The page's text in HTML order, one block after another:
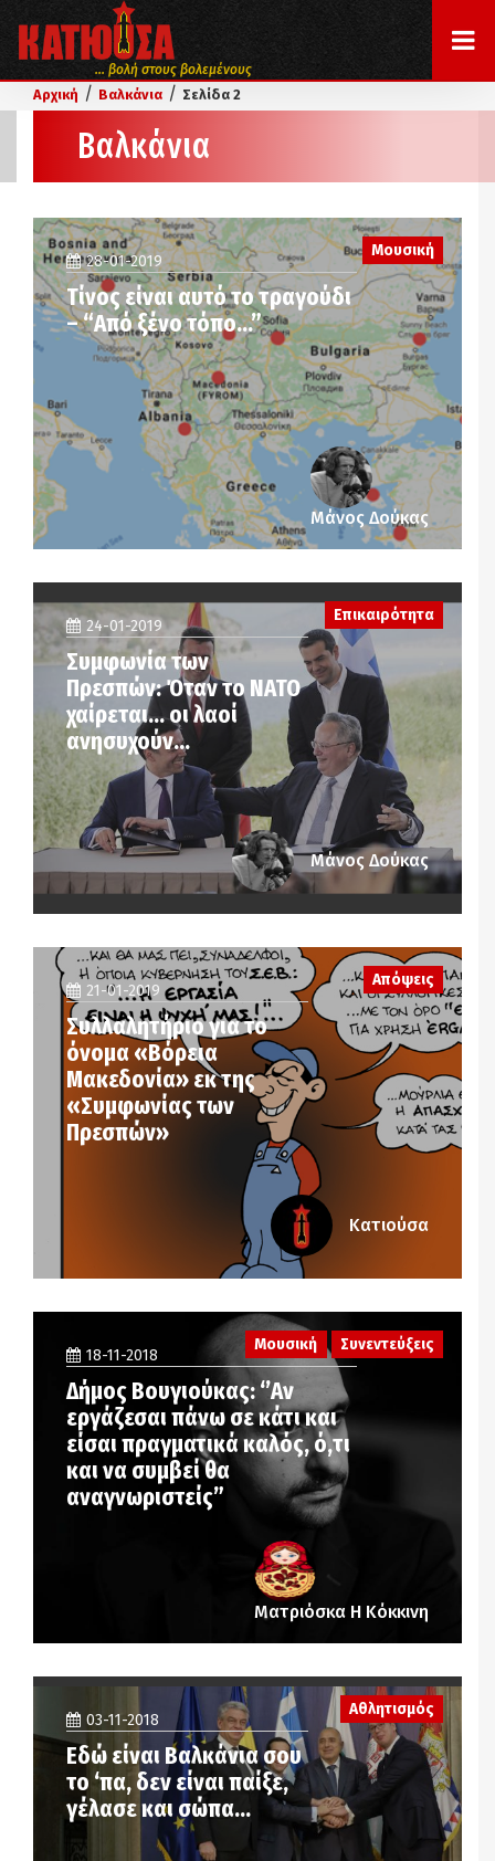
... βολή στους βολεμένους
Αρχική / Βαλκάνια / Σελίδα 2
Βαλκάνια
Μουσική
28-01-2019
Τίνος είναι αυτό το τραγούδι
– “Από ξένο τόπο…”
Μάνος Δούκας
24-01-2019
Συμφωνία των
Πρεσπών: Όταν το ΝΑΤΟ
χαίρεται… οι λαοί
ανησυχούν…
Επικαιρότητα
Μάνος Δούκας
21-01-2019
Συλλαλητήριο για το
όνομα «Βόρεια
Μακεδονία» εκ της
«Συμφωνίας των
Πρεσπών»
Απόψεις
Κατιούσα
Μουσική Συνεντεύξεις
18-11-2018
Δήμος Βουγιούκας: ‘’Αν
εργάζεσαι πάνω σε κάτι και
είσαι πραγματικά καλός, ό,τι
και να συμβεί θα
αναγνωριστείς”
Ματριόσκα Η Κόκκινη
03-11-2018
Εδώ είναι Βαλκάνια σου
το ‘πα, δεν είναι παίξε,
γέλασε και σώπα…
Αθλητισμός